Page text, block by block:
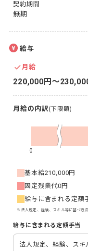
契約期間
無期
給与
月給
220,000円〜
月給の内訳(下限額)
0
基本給210,000円
固定残業代0円
給与に含まれる定額
※法人規定、経験、スキル等に基づき
給与に含まれる定額手当
法人規定、経験、スキ